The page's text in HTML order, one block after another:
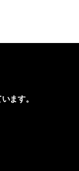
ます。